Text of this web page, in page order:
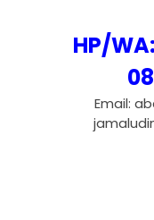
HP/
Email: